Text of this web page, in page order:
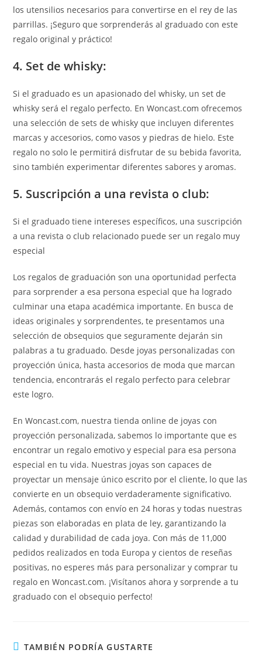
los utensilios necesarios para convertirse en el rey de las
parrillas. ¡Seguro que sorprenderás al graduado con este
regalo original y práctico!
4. Set de whisky:
Si el graduado es un apasionado del whisky, un set de
whisky será el regalo perfecto. En Woncast.com ofrecemos
una selección de sets de whisky que incluyen diferentes
marcas y accesorios, como vasos y piedras de hielo. Este
regalo no solo le permitirá disfrutar de su bebida favorita,
sino también experimentar diferentes sabores y aromas.
5. Suscripción a una revista o club:
Si el graduado tiene intereses específicos, una suscripción
a una revista o club relacionado puede ser un regalo muy
especial
Los regalos de graduación son una oportunidad perfecta
para sorprender a esa persona especial que ha logrado
culminar una etapa académica importante. En busca de
ideas originales y sorprendentes, te presentamos una
selección de obsequios que seguramente dejarán sin
palabras a tu graduado. Desde joyas personalizadas con
proyección única, hasta accesorios de moda que marcan
tendencia, encontrarás el regalo perfecto para celebrar
este logro.
En Woncast.com, nuestra tienda online de joyas con
proyección personalizada, sabemos lo importante que es
encontrar un regalo emotivo y especial para esa persona
especial en tu vida. Nuestras joyas son capaces de
proyectar un mensaje único escrito por el cliente, lo que las
convierte en un obsequio verdaderamente significativo.
Además, contamos con envío en 24 horas y todas nuestras
piezas son elaboradas en plata de ley, garantizando la
calidad y durabilidad de cada joya. Con más de 11,000
pedidos realizados en toda Europa y cientos de reseñas
positivas, no esperes más para personalizar y comprar tu
regalo en Woncast.com. ¡Visítanos ahora y sorprende a tu
graduado con el obsequio perfecto!
TAMBIÉN PODRÍA GUSTARTE